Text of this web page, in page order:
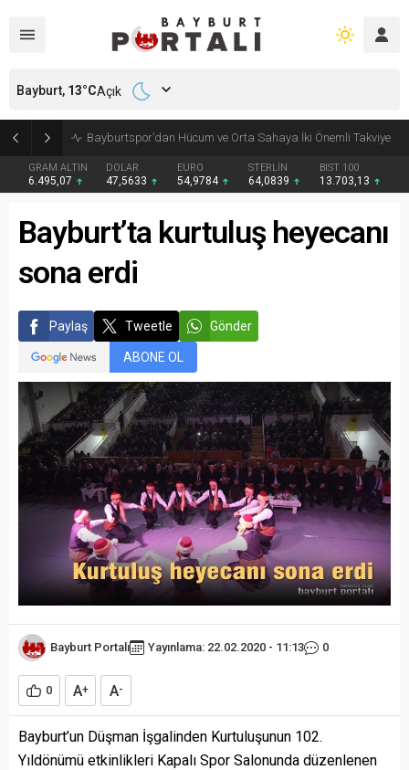
Bayburt’ta Minik Öğrencilere Jandarma Mesleği Tanıtıldı
GRAM ALTIN
6.495,07
DOLAR
47,5633
EURO
54,9784
STERLİN
64,0839
BIST 100
13.703,13
Bayburt, 13°CAçık
Bayburt’ta kurtuluş heyecanı
sona erdi
Paylaş Tweetle Gönder
ABONE OL
Bayburt Portalı Yayınlama: 22.02.2020 - 11:13 0
0 A+ A-
Bayburt’un Düşman İşgalinden Kurtuluşunun 102.
Yıldönümü etkinlikleri Kapalı Spor Salonunda düzenlenen